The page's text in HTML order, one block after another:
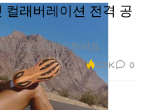
컬래버레이션 전격 공
계 업그레이드하세요.
2.3K 0